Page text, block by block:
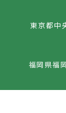
東京都中
福岡県福